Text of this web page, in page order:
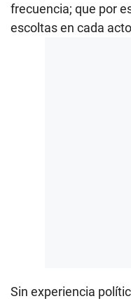
frecuencia; que por
escoltas en cada
Sin experiencia